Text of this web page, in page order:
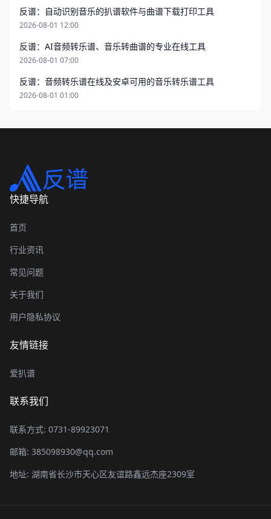
反谱：自动识别音乐的扒谱软件与曲谱下载打印工具
2026-08-01 12:00
反谱：AI音频转乐谱、音乐转曲谱的专业在线工具
2026-08-01 07:00
反谱：音频转乐谱在线及安卓可用的音乐转乐谱工具
2026-08-01 01:00
快捷导航
首页
行业资讯
常见问题
关于我们
用户隐私协议
友情链接
爱扒谱
联系我们
联系方式: 0731-89923071
邮箱: 385098930@qq.com
地址: 湖南省长沙市天心区友谊路鑫远杰座2309室